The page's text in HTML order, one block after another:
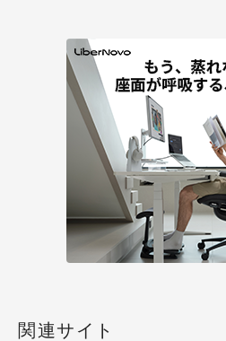
関連サイト